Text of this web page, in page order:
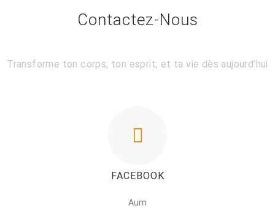
Contactez-Nous
Transforme ton corps, ton esprit, et ta vie dès aujourd'hui
FACEBOOK
Aum